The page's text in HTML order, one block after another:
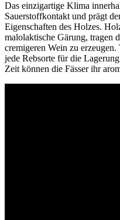
Das einzigartige Klima
Sauerstoffkontakt und prägt
Eigenschaften des Holzes.
malolaktische Gärung, tragen
cremigeren Wein zu
jede Rebsorte für die
Zeit können die Fässer ihr